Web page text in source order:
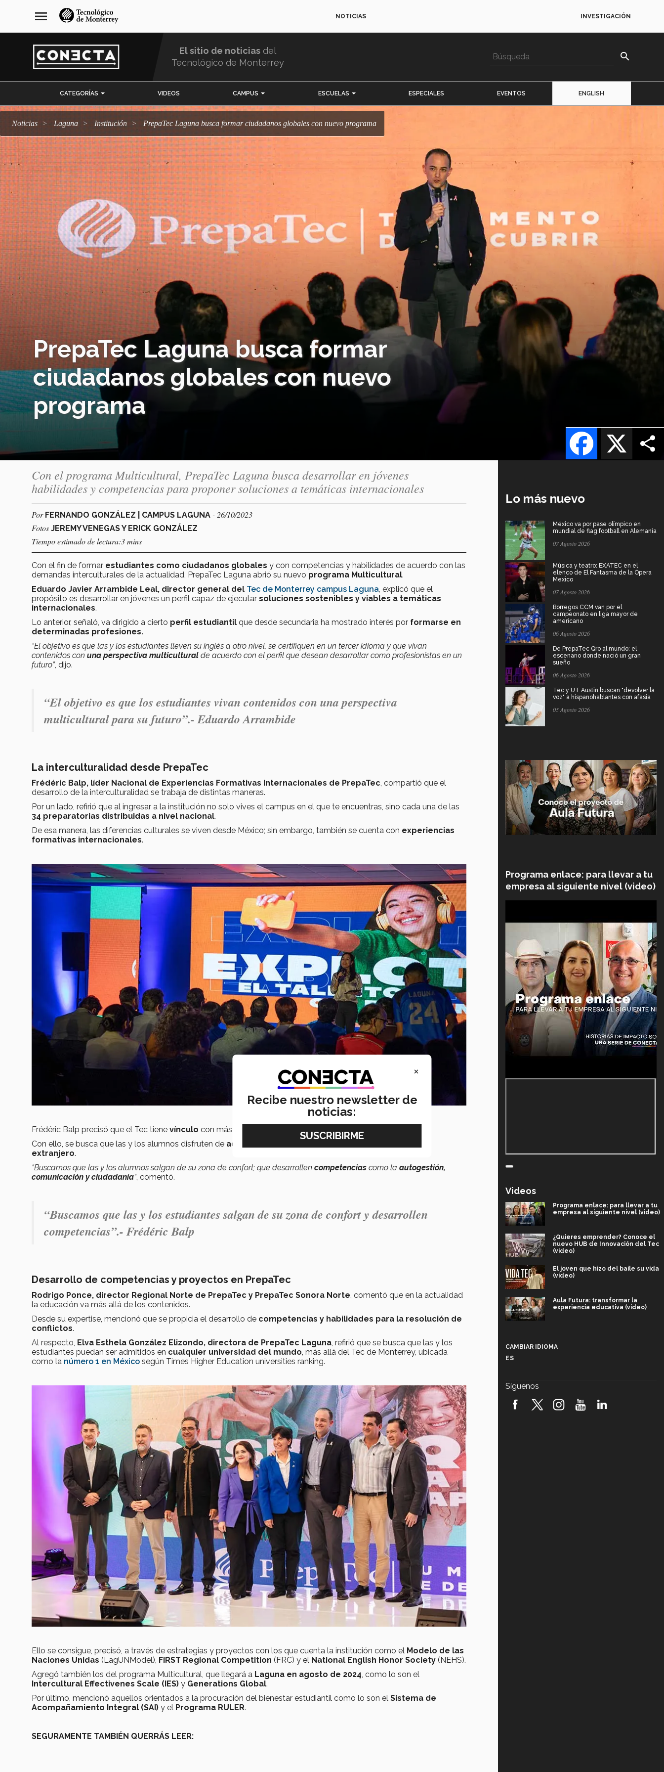
navegación
principal
menu NOTICIAS INVESTIGACIÓN
El sitio de noticias del
Tecnológico de Monterrey
search
CATEGORÍAS VIDEOS CAMPUS ESCUELAS ESPECIALES EVENTOS ENGLISH
Noticias Laguna Institución PrepaTec Laguna busca formar ciudadanos globales con nuevo programa
PrepaTec Laguna busca formar
ciudadanos globales con nuevo
programa
X
Facebook
Con el programa Multicultural, PrepaTec Laguna busca desarrollar en jóvenes
habilidades y competencias para proponer soluciones a temáticas internacionales
Por FERNANDO GONZÁLEZ | CAMPUS LAGUNA - 26/10/2023
Fotos JEREMY VENEGAS Y ERICK GONZÁLEZ
Tiempo estimado de lectura:3 mins
Con el fin de formar estudiantes como ciudadanos globales y con competencias y habilidades de acuerdo con las
demandas interculturales de la actualidad, PrepaTec Laguna abrió su nuevo programa Multicultural.
Eduardo Javier Arrambide Leal, director general del Tec de Monterrey campus Laguna , explicó que el
propósito es desarrollar en jóvenes un perfil capaz de ejecutar soluciones sostenibles y viables a temáticas
internacionales.
Lo anterior, señaló, va dirigido a cierto perfil estudiantil que desde secundaria ha mostrado interés por formarse en
determinadas profesiones.
“El objetivo es que las y los estudiantes lleven su inglés a otro nivel, se certifiquen en un tercer idioma y que vivan
contenidos con una perspectiva multicultural de acuerdo con el perfil que desean desarrollar como profesionistas en un
futuro”, dijo.
“El objetivo es que los estudiantes vivan contenidos con una perspectiva
multicultural para su futuro”.- Eduardo Arrambide
La interculturalidad desde PrepaTec
Frédéric Balp, líder Nacional de Experiencias Formativas Internacionales de PrepaTec , compartió que el
desarrollo de la interculturalidad se trabaja de distintas maneras.
Por un lado, refirió que al ingresar a la institución no solo vives el campus en el que te encuentras, sino cada una de las
34 preparatorias distribuidas a nivel nacional.
De esa manera, las diferencias culturales se viven desde México; sin embargo, también se cuenta con experiencias
formativas internacionales.
Frédéric Balp precisó que el Tec tiene vínculo con más de 60 instituciones de
Con ello, se busca que las y los alumnos disfruten de actividades educativas y extracurriculares en el
extranjero.
“Buscamos que las y los alumnos salgan de su zona de confort; que desarrollen competencias como la autogestión,
comunicación y ciudadanía”, comentó.
“Buscamos que las y los estudiantes salgan de su zona de confort y desarrollen
competencias”.- Frédéric Balp
Desarrollo de competencias y proyectos en PrepaTec
Rodrigo Ponce, director Regional Norte de PrepaTec y PrepaTec Sonora Norte , comentó que en la actualidad
la educación va más allá de los contenidos.
Desde su expertise, mencionó que se propicia el desarrollo de competencias y habilidades para la resolución de
conflictos.
Al respecto, Elva Esthela González Elizondo, directora de PrepaTec Laguna , refirió que se busca que las y los
estudiantes puedan ser admitidos en cualquier universidad del mundo , más allá del Tec de Monterrey, ubicada
como la número 1 en México según Times Higher Education universities ranking.
Ello se consigue, precisó, a través de estrategias y proyectos con los que cuenta la institución como el Modelo de las
Naciones Unidas (LagUNModel), FIRST Regional Competition (FRC) y el National English Honor Society (NEHS).
Agregó también los del programa Multicultural, que llegará a Laguna en agosto de 2024, como lo son el
Intercultural Effectivenes Scale (IES) y Generations Global.
Por último, mencionó aquellos orientados a la procuración del bienestar estudiantil como lo son el Sistema de
Acompañamiento Integral (SAI) y el Programa RULER.
SEGURAMENTE TAMBIÉN QUERRÁS LEER:
Lo más nuevo
México va por pase olímpico en
mundial de flag football en Alemania
07 Agosto 2026
Música y teatro: EXATEC en el
elenco de El Fantasma de la Ópera
Mexico
07 Agosto 2026
Borregos CCM van por el
campeonato en liga mayor de
americano
06 Agosto 2026
De PrepaTec Qro al mundo: el
escenario donde nació un gran
sueño
06 Agosto 2026
Tec y UT Austin buscan "devolver la
voz" a hispanohablantes con afasia
05 Agosto 2026
Programa enlace: para llevar a tu
empresa al siguiente nivel (video)
Videos
Programa enlace: para llevar a tu
empresa al siguiente nivel (video)
¿Quieres emprender? Conoce el
nuevo HUB de Innovación del Tec
(video)
El joven que hizo del baile su vida
(video)
Aula Futura: transformar la
experiencia educativa (video)
robótica FIRST 2026! (video)
CAMBIAR IDIOMA
ES
Síguenos
×
Recibe nuestro newsletter de
noticias: